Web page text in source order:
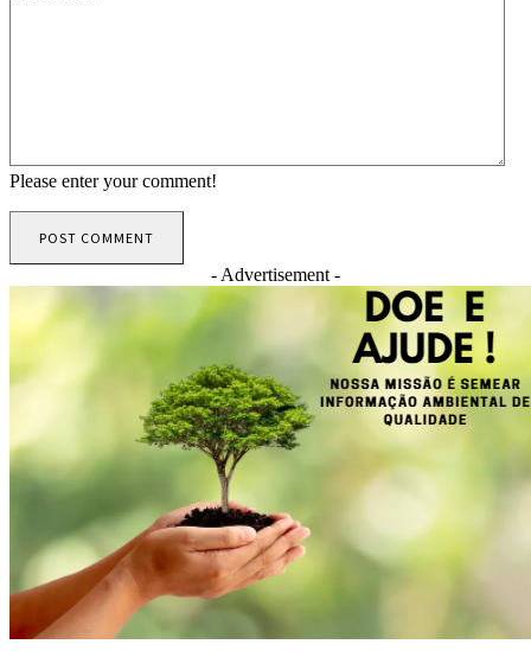
Please enter your comment!
- Advertisement -